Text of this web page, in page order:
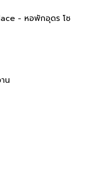
Patheera
- หอพักอุดร โซ
น